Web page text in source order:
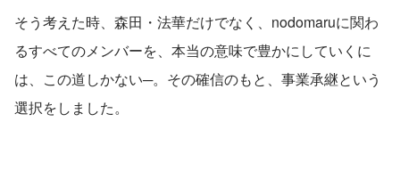
そう考えた時、森⽥・法華だけでなく、nodomaruに関わ
るすべてのメンバーを、本当の意味で豊かにしていくに
は、この道しかない─。その確信のもと、事業承継という
選択をしました。